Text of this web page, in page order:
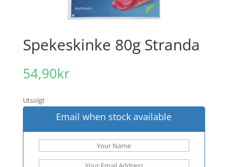
Spekeskinke 80g Stranda
54,90kr
Utsolgt
Email when stock available